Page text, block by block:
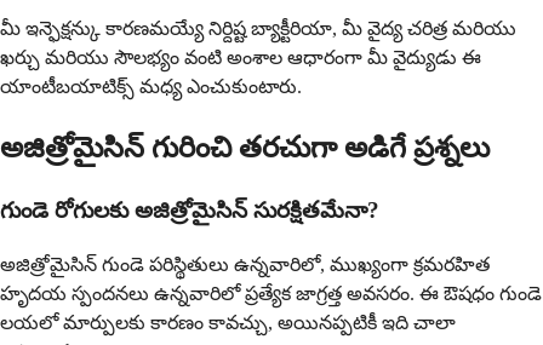
మీ ఇన్ఫెక్షన్కు కారణమయ్యే నిర్దిష్ట బ్యాక్టీరియా, మీ వైద్య చరిత్ర మరియు
ఖర్చు మరియు సౌలభ్యం వంటి అంశాల ఆధారంగా మీ వైద్యుడు ఈ
యాంటీబయాటిక్స్ మధ్య ఎంచుకుంటారు.
అజిత్రోమైసిన్ గురించి తరచుగా అడిగే ప్రశ్నలు
గుండె రోగులకు అజిత్రోమైసిన్ సురక్షితమేనా?
అజిత్రోమైసిన్ గుండె పరిస్థితులు ఉన్నవారిలో, ముఖ్యంగా క్రమరహిత
హృదయ స్పందనలు ఉన్నవారిలో ప్రత్యేక జాగ్రత్త అవసరం. ఈ ఔషధం గుండె
లయలో మార్పులకు కారణం కావచ్చు, అయినప్పటికీ ఇది చాలా